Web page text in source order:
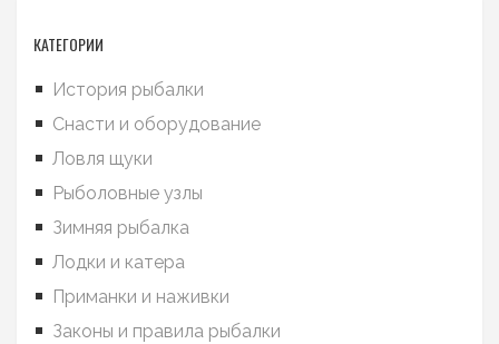
КАТЕГОРИИ
История рыбалки
Снасти и оборудование
Ловля щуки
Рыболовные узлы
Зимняя рыбалка
Лодки и катера
Приманки и наживки
Законы и правила рыбалки